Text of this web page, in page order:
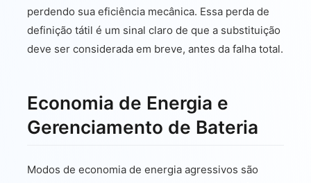
perdendo sua eficiência mecânica. Essa perda de
definição tátil é um sinal claro de que a substituição
deve ser considerada em breve, antes da falha total.
Economia de Energia e
Gerenciamento de Bateria
Modos de economia de energia agressivos são